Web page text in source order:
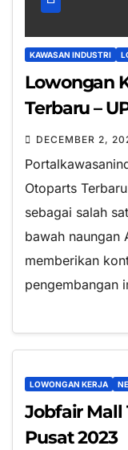
KAWASAN INDUSTRI
Lowongan
Terbaru –
DECEMBER 2,
Otoparts
sebagai salah
bawah naungan
memberikan
pengembangan
LOWONGAN KERJA
Jobfair Mall
Pusat 2023